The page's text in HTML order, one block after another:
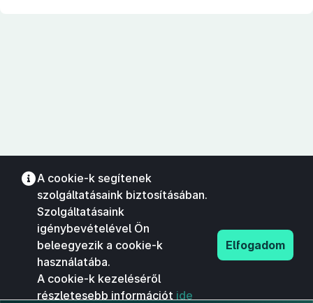
A cookie-k segítenek
szolgáltatásaink biztosításában.
Szolgáltatásaink
igénybevételével Ön
beleegyezik a cookie-k
használatába.
A cookie-k kezeléséről
részletesebb információt ide
Elfogadom